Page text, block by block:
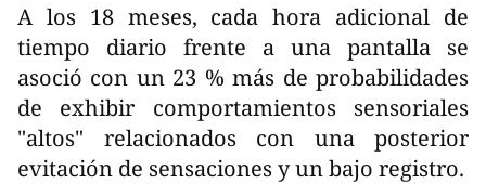
A los 18 meses, cada hora adicional de
tiempo diario frente a una pantalla se
asoció con un 23 % más de probabilidades
de exhibir comportamientos sensoriales
"altos" relacionados con una posterior
evitación de sensaciones y un bajo registro.